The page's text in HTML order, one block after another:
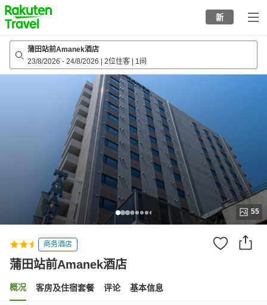
to
top
page
新
蒲田站前Amanek酒店
23/8/2026 - 24/8/2026 2位住客 1间
55
商务酒店
蒲田站前Amanek酒店
概况 客房及住宿套餐 评论 基本信息